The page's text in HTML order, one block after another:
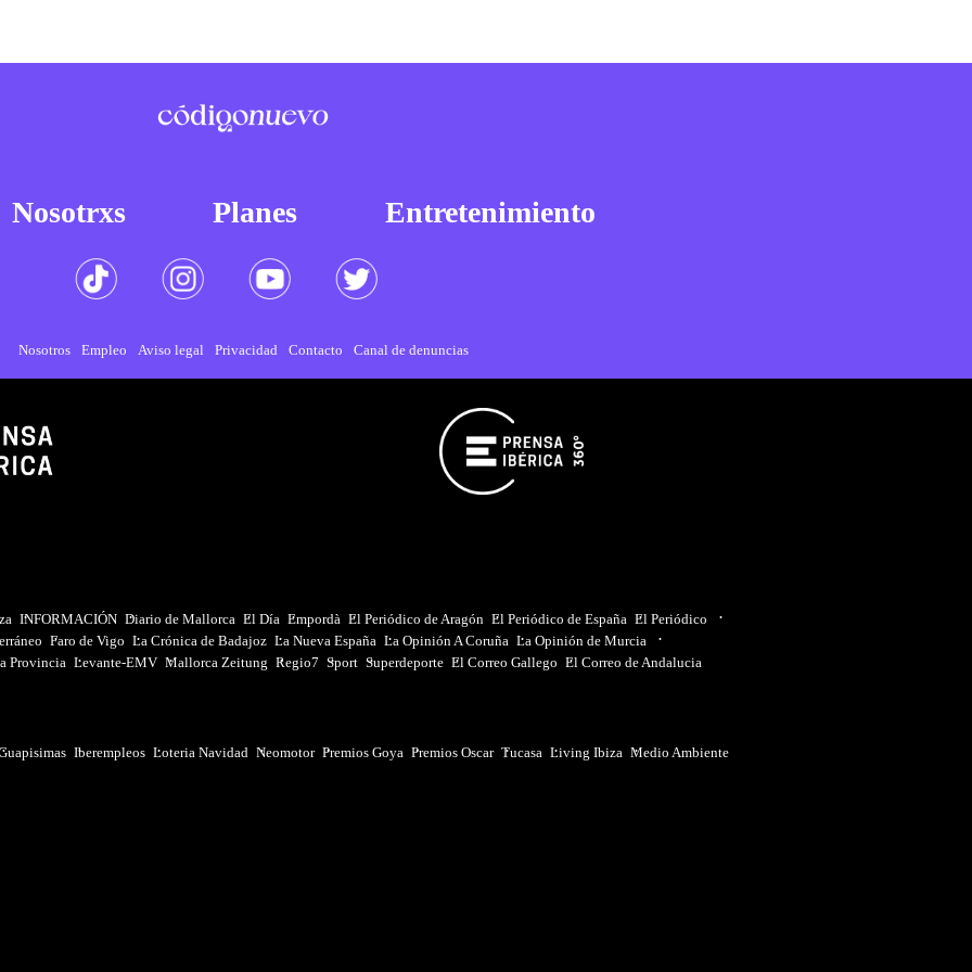
Nosotrxs Planes Entretenimiento
Nosotros Empleo Aviso legal Privacidad Contacto Canal de denuncias
INFORMACIÓN Diario de Mallorca El Día Empordà El Periódico de Aragón El Periódico de España El Periódico
Faro de Vigo La Crónica de Badajoz La Nueva España La Opinión A Coruña La Opinión de Murcia
Provincia Levante-EMV Mallorca Zeitung Regio7 Sport Superdeporte El Correo Gallego El Correo de Andalucia
Iberempleos Loteria Navidad Neomotor Premios Goya Premios Oscar Tucasa Living Ibiza Medio Ambiente